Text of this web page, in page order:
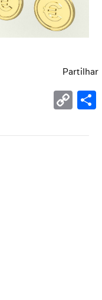
Partilhar